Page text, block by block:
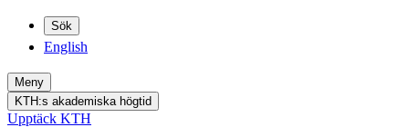
Sök
English
Meny
KTH:s akademiska högtid
Upptäck KTH